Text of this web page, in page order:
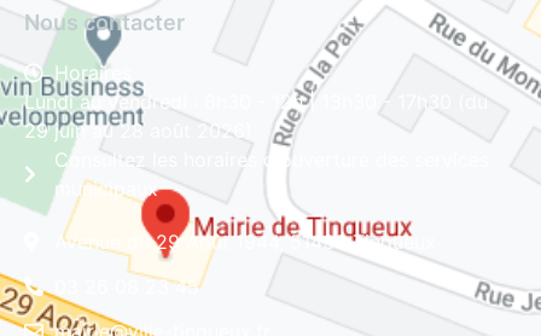
Nous contacter
Horaires
Lundi au vendredi : 8h30 - 12h | 13h30 - 17h30 (du
29 juin au 28 août 2026)
Consultez les horaires d'ouverture des services
municipaux
Avenue du 29 Août 1944, 51430 Tinqueux
03 26 08 23 45
mairie@ville-tinqueux.fr